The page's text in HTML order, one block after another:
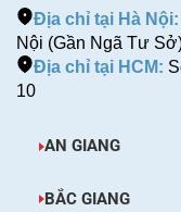
Địa chỉ tại Hà Nội:
Nội (Gần Ngã Tư
Địa chỉ tại HCM:
10
AN GIANG
BẮC GIANG